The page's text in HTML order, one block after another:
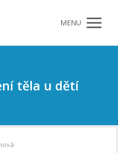
MENU
těla u dětí